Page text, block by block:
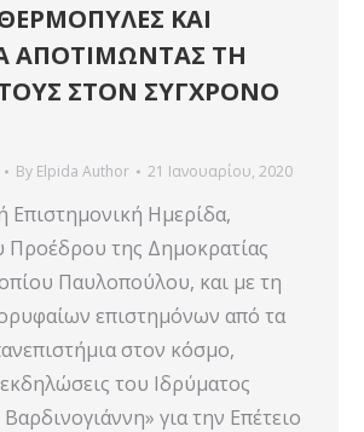
ΚΑΙ
ΑΠΟΤΙΜΩΝΤΑΣ ΤΗ
ΣΤΟΝ ΣΥΓΧΡΟΝΟ
By Elpida Author 21 Ιανουαρίου, 2020
Επιστημονική Ημερίδα,
Προέδρου της Δημοκρατίας
Παυλοπούλου, και με τη
επιστημόνων από τα
στον κόσμο,
του Ιδρύματος
για την Επέτειο